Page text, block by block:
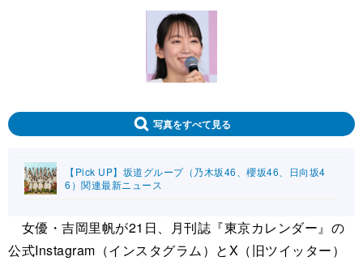
写真をすべて見る
【Pick UP】坂道グループ（乃木坂46、櫻坂46、日向坂4
6）関連最新ニュース
女優・吉岡里帆が21日、月刊誌『東京カレンダー』の
公式Instagram（インスタグラム）とX（旧ツイッター）